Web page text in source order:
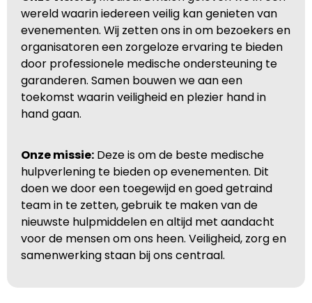
wereld waarin iedereen veilig kan genieten van
evenementen. Wij zetten ons in om bezoekers en
organisatoren een zorgeloze ervaring te bieden
door professionele medische ondersteuning te
garanderen. Samen bouwen we aan een
toekomst waarin veiligheid en plezier hand in
hand gaan.
Onze missie: Deze is om de beste medische
hulpverlening te bieden op evenementen. Dit
doen we door een toegewijd en goed getraind
team in te zetten, gebruik te maken van de
nieuwste hulpmiddelen en altijd met aandacht
voor de mensen om ons heen. Veiligheid, zorg en
samenwerking staan bij ons centraal.